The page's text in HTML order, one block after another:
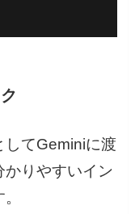
してGeminiに渡
りやすいイン